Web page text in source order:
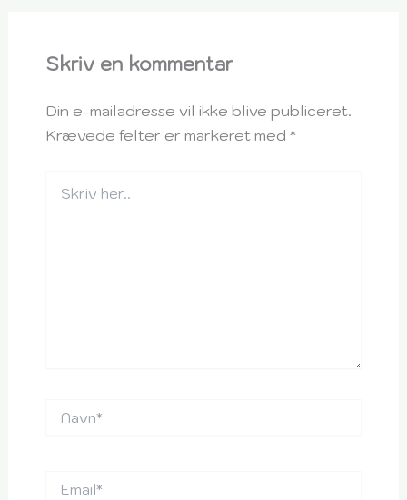
Skriv en kommentar
Din e-mailadresse vil ikke blive publiceret.
Krævede felter er markeret med *
her..